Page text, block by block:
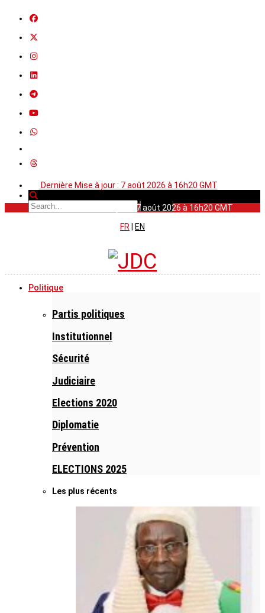
Dernière Mise à jour : 7 août 2026 à 16h20 GMT
Dernière Mise à jour : 7 août 2026 à 16h20 GMT
FR
EN
Politique
Partis politiques
Institutionnel
Sécurité
Judiciaire
Elections 2020
Diplomatie
Prévention
ELECTIONS 2025
Les plus récents